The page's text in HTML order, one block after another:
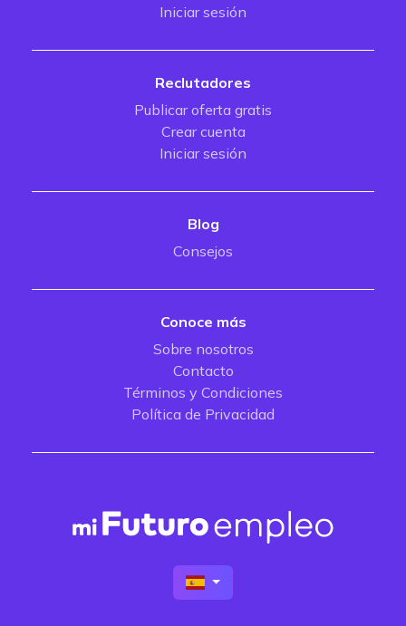
Iniciar sesión
Reclutadores
Publicar oferta gratis
Crear cuenta
Iniciar sesión
Blog
Consejos
Conoce más
Sobre nosotros
Contacto
Términos y Condiciones
Política de Privacidad